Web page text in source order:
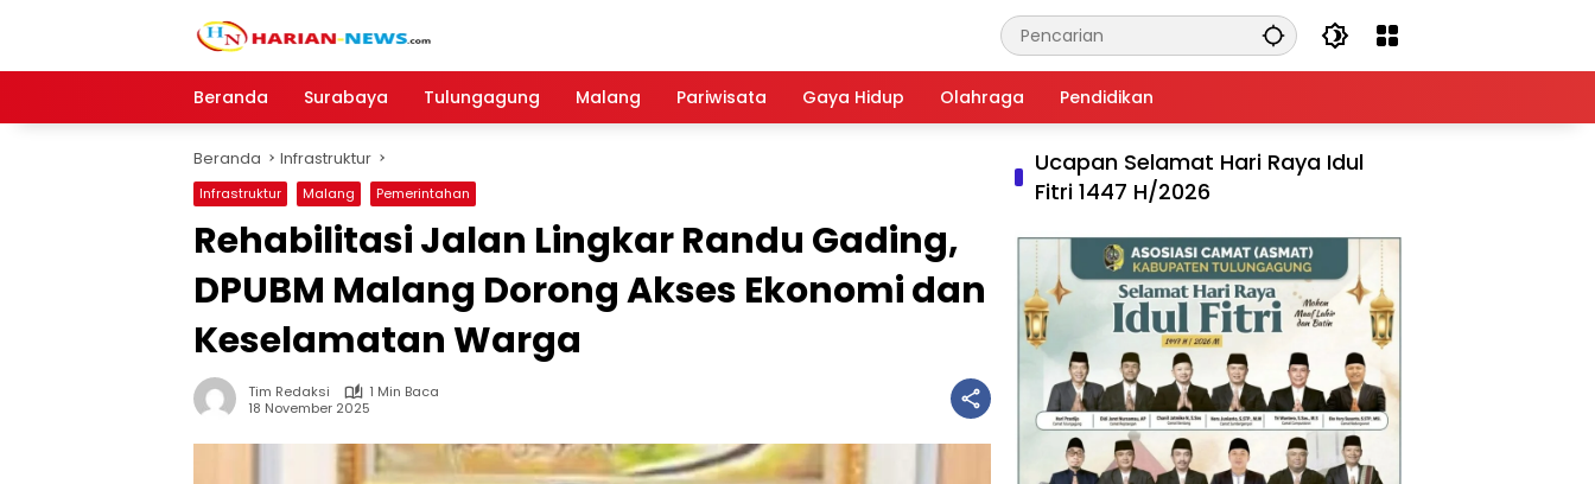
Beranda
Surabaya Tulungagung Malang Pariwisata Gaya Hidup Olahraga Pendidikan
Beranda Infrastruktur
Infrastruktur Malang Pemerintahan
Rehabilitasi Jalan Lingkar Randu Gading,
DPUBM Malang Dorong Akses Ekonomi dan
Keselamatan Warga
Tim Redaksi
1 Min Baca
18 November 2025
Ucapan Selamat Hari Raya Idul
Fitri 1447 H/2026